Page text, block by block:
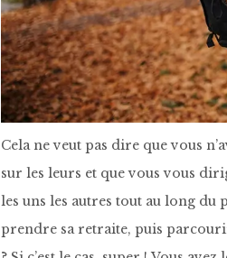
Cela ne veut pas dire que vous
sur les leurs et que vous vous
les uns les autres tout au long du
prendre sa retraite, puis